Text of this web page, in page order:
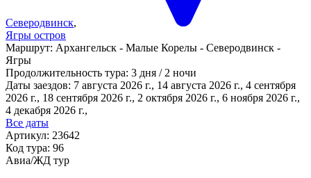
Северодвинск,
Ягры остров
Маршрут: Архангельск - Малые Корелы - Северодвинск -
Ягры
Продолжительность тура: 3 дня / 2 ночи
Даты заездов: 7 августа 2026 г., 14 августа 2026 г., 4 сентября
2026 г., 18 сентября 2026 г., 2 октября 2026 г., 6 ноября 2026 г.,
4 декабря 2026 г.,
Все даты
Артикул: 23642
Код тура: 96
Авиа/ЖД тур